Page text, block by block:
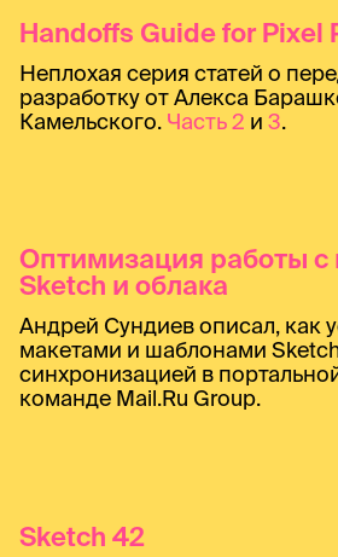
Handoffs Guide for Pixel
Неплохая серия статей о
разработку от Алекса
Камельского. Часть 2 и 3.
Оптимизация работы
Sketch и облака
Андрей Сундиев описал, как
макетами и шаблонами
синхронизацией в
команде Mail.Ru Group.
Sketch 42